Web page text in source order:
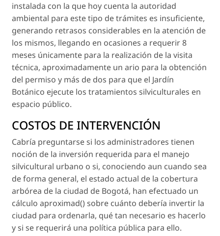
instalada con la que hoy cuenta la autoridad
ambiental para este tipo de trámites es insuficiente,
generando retrasos considerables en la atención de
los mismos, llegando en ocasiones a requerir 8
meses únicamente para la realización de la visita
técnica, aproximadamente un ario para la obtención
del permiso y más de dos para que el Jardín
Botánico ejecute los tratamientos silviculturales en
espacio público.
COSTOS DE INTERVENCIÓN
Cabría preguntarse si los administradores tienen
noción de la inversión requerida para el manejo
silvicultural urbano o si, conociendo aun cuando sea
de forma general, el estado actual de la cobertura
arbórea de la ciudad de Bogotá, han efectuado un
cálculo aproximad() sobre cuánto debería invertir la
ciudad para ordenarla, qué tan necesario es hacerlo
y si se requerirá una política pública para ello.